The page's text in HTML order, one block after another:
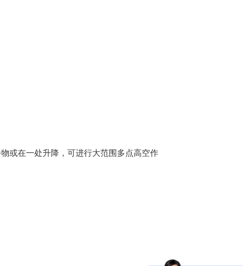
或在一处升降，可进行大范围多点高空作